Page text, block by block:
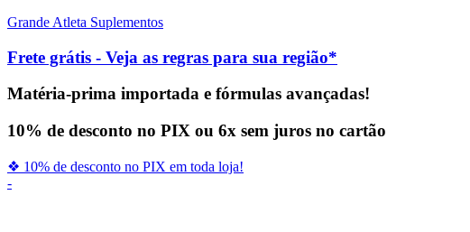
Grande Atleta Suplementos
Frete grátis - Veja as regras para sua região*
Matéria-prima importada e fórmulas avançadas!
10% de desconto no PIX ou 6x sem juros no cartão
❖ 10% de desconto no PIX em toda loja!
-